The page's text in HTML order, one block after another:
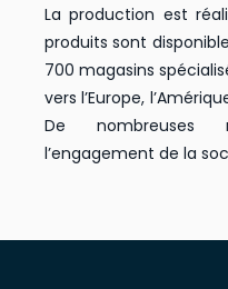
La production est
produits sont
700 magasins
vers l’Europe,
De nombreuses
l’engagement de la